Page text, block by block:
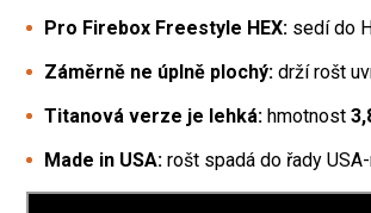
Pro Firebox Freestyle HEX: sedí do
Záměrně ne úplně plochý: drží rošt
Titanová verze je lehká: hmotnost
Made in USA: rošt spadá do řady